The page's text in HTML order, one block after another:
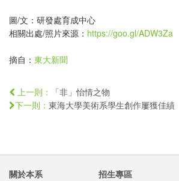
圖/文：研發處育成中心
相關出處/照片來源： https://goo.gl/ADW3Za
摘自： 東大新聞
上一則： 「非」怡情之物
下一則： 東海大學美術系學生創作屢獲佳績
關於本系 招生專區